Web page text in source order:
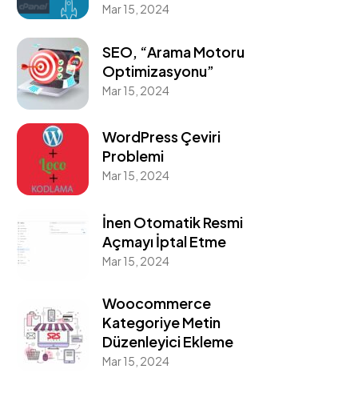
Mar 15, 2024
SEO, “Arama Motoru
Optimizasyonu”
Mar 15, 2024
WordPress Çeviri
Problemi
Mar 15, 2024
İnen Otomatik Resmi
Açmayı İptal Etme
Mar 15, 2024
Woocommerce
Kategoriye Metin
Düzenleyici Ekleme
Mar 15, 2024